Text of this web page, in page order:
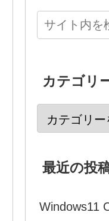
カテゴリ
最近の投
Windows11